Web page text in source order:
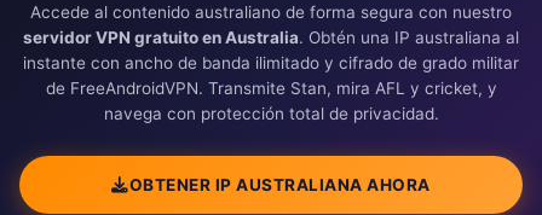
Accede al contenido australiano de forma segura con nuestro
servidor VPN gratuito en Australia. Obtén una IP australiana al
instante con ancho de banda ilimitado y cifrado de grado militar
de FreeAndroidVPN. Transmite Stan, mira AFL y cricket, y
navega con protección total de privacidad.
OBTENER IP AUSTRALIANA AHORA